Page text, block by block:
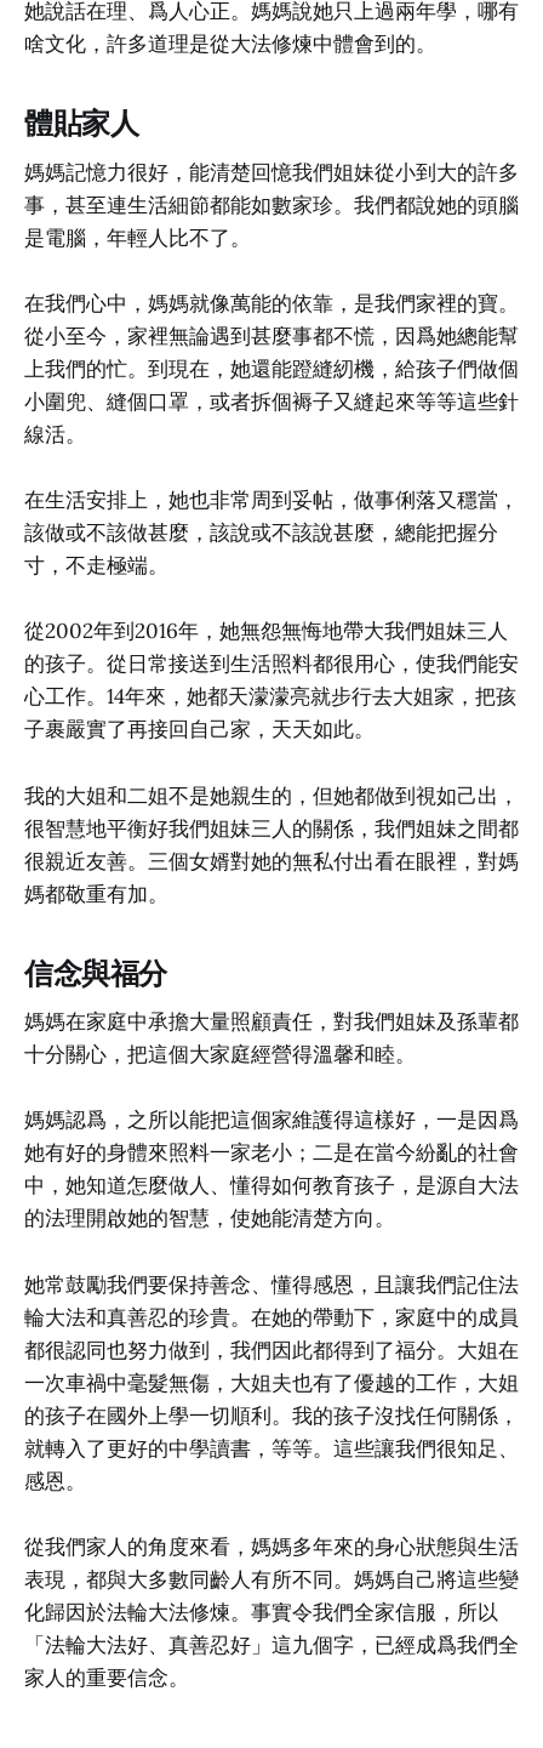
她說話在理、爲人心正。媽媽說她只上過兩年學，哪有
啥文化，許多道理是從大法修煉中體會到的。
體貼家人
媽媽記憶力很好，能清楚回憶我們姐妹從小到大的許多
事，甚至連生活細節都能如數家珍。我們都說她的頭腦
是電腦，年輕人比不了。
在我們心中，媽媽就像萬能的依靠，是我們家裡的寶。
從小至今，家裡無論遇到甚麼事都不慌，因爲她總能幫
上我們的忙。到現在，她還能蹬縫紉機，給孩子們做個
小圍兜、縫個口罩，或者拆個褥子又縫起來等等這些針
線活。
在生活安排上，她也非常周到妥帖，做事俐落又穩當，
該做或不該做甚麼，該說或不該說甚麼，總能把握分
寸，不走極端。
從2002年到2016年，她無怨無悔地帶大我們姐妹三人
的孩子。從日常接送到生活照料都很用心，使我們能安
心工作。14年來，她都天濛濛亮就步行去大姐家，把孩
子裹嚴實了再接回自己家，天天如此。
我的大姐和二姐不是她親生的，但她都做到視如己出，
很智慧地平衡好我們姐妹三人的關係，我們姐妹之間都
很親近友善。三個女婿對她的無私付出看在眼裡，對媽
媽都敬重有加。
信念與福分
媽媽在家庭中承擔大量照顧責任，對我們姐妹及孫輩都
十分關心，把這個大家庭經營得溫馨和睦。
媽媽認爲，之所以能把這個家維護得這樣好，一是因爲
她有好的身體來照料一家老小；二是在當今紛亂的社會
中，她知道怎麼做人、懂得如何教育孩子，是源自大法
的法理開啟她的智慧，使她能清楚方向。
她常鼓勵我們要保持善念、懂得感恩，且讓我們記住法
輪大法和真善忍的珍貴。在她的帶動下，家庭中的成員
都很認同也努力做到，我們因此都得到了福分。大姐在
一次車禍中毫髮無傷，大姐夫也有了優越的工作，大姐
的孩子在國外上學一切順利。我的孩子沒找任何關係，
就轉入了更好的中學讀書，等等。這些讓我們很知足、
感恩。
從我們家人的角度來看，媽媽多年來的身心狀態與生活
表現，都與大多數同齡人有所不同。媽媽自己將這些變
化歸因於法輪大法修煉。事實令我們全家信服，所以
「法輪大法好、真善忍好」這九個字，已經成爲我們全
家人的重要信念。